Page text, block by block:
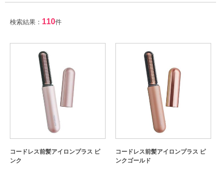
検索結果： 110件
コードレス前髪アイロンプラス ピ
ンク
コードレス前髪アイロンプラス ピ
ンクゴールド